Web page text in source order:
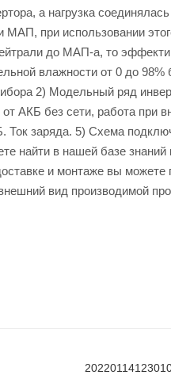
а нагрузка
при использовании
до МАП-а, то
влажности от 0 до
2) Модельный ряд
АКБ без сети, работа при
заряда. 5) Схема
найти в нашей базе
и монтаже вы можете
вид производимой